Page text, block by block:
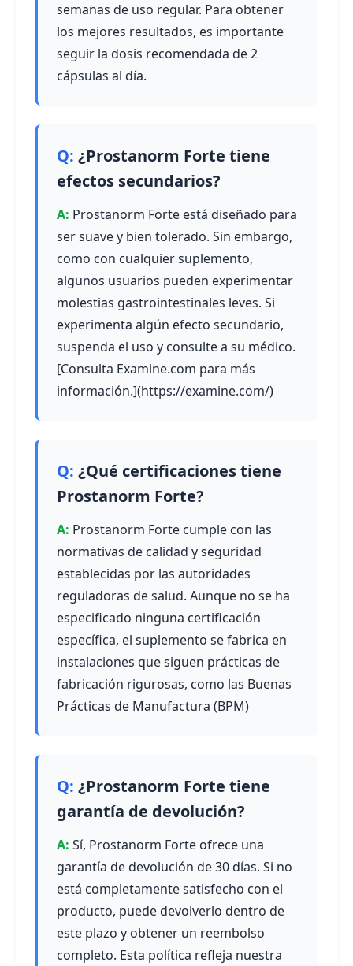
semanas de uso regular. Para obtener
los mejores resultados, es importante
seguir la dosis recomendada de 2
cápsulas al día.
¿Prostanorm Forte tiene
efectos secundarios?
Prostanorm Forte está diseñado para
ser suave y bien tolerado. Sin embargo,
como con cualquier suplemento,
algunos usuarios pueden experimentar
molestias gastrointestinales leves. Si
experimenta algún efecto secundario,
suspenda el uso y consulte a su médico.
[Consulta Examine.com para más
información.](https://examine.com/)
¿Qué certificaciones tiene
Prostanorm Forte?
Prostanorm Forte cumple con las
normativas de calidad y seguridad
establecidas por las autoridades
reguladoras de salud. Aunque no se ha
especificado ninguna certificación
específica, el suplemento se fabrica en
instalaciones que siguen prácticas de
fabricación rigurosas, como las Buenas
Prácticas de Manufactura (BPM)
¿Prostanorm Forte tiene
garantía de devolución?
Sí, Prostanorm Forte ofrece una
garantía de devolución de 30 días. Si no
está completamente satisfecho con el
producto, puede devolverlo dentro de
este plazo y obtener un reembolso
completo. Esta política refleja nuestra